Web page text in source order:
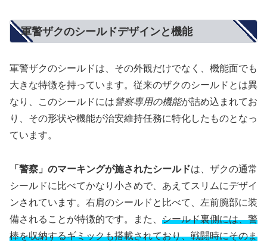
軍警ザクのシールドデザインと機能
軍警ザクのシールドは、その外観だけでなく、機能面でも
大きな特徴を持っています。従来のザクのシールドとは異
なり、このシールドには警察専用の機能が詰め込まれてお
り、その形状や機能が治安維持任務に特化したものとなっ
ています。
「警察」のマーキングが施されたシールドは、ザクの通常
シールドに比べてかなり小さめで、あえてスリムにデザイ
ンされています。右肩のシールドと比べて、左前腕部に装
備されることが特徴的です。また、 シールド裏側には、警
棒を収納するギミックも搭載されており、戦闘時にそのま